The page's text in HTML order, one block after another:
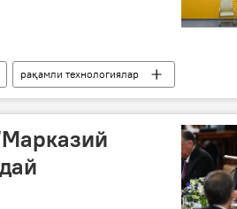
рақамли технологиялар